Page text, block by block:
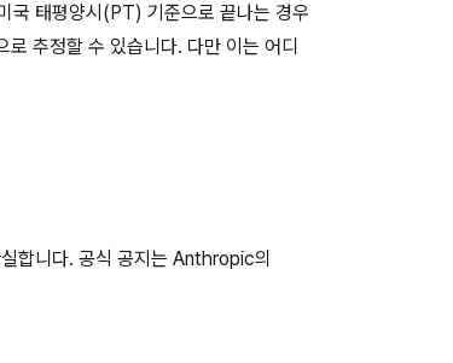
국 태평양시(PT) 기준으로 끝나는 경우
로 추정할 수 있습니다. 다만 이는 어디
합니다. 공식 공지는 Anthropic의